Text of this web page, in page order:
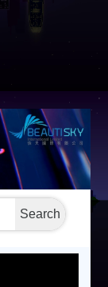
Search